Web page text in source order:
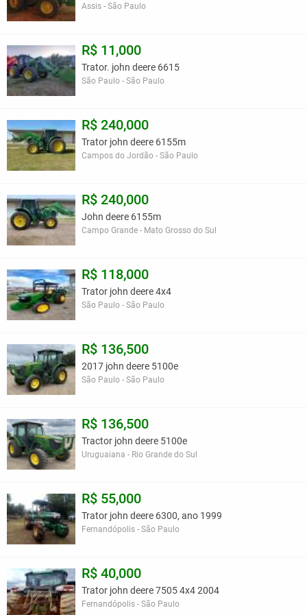
Assis - São Paulo
R$ 11,000
Trator. john deere 6615
São Paulo - São Paulo
R$ 240,000
Trator john deere 6155m
Campos do Jordão - São Paulo
R$ 240,000
John deere 6155m
Campo Grande - Mato Grosso do Sul
R$ 118,000
Trator john deere 4x4
São Paulo - São Paulo
R$ 136,500
2017 john deere 5100e
São Paulo - São Paulo
R$ 136,500
Tractor john deere 5100e
Uruguaiana - Rio Grande do Sul
R$ 55,000
Trator john deere 6300, ano 1999
Fernandópolis - São Paulo
R$ 40,000
Trator john deere 7505 4x4 2004
Fernandópolis - São Paulo